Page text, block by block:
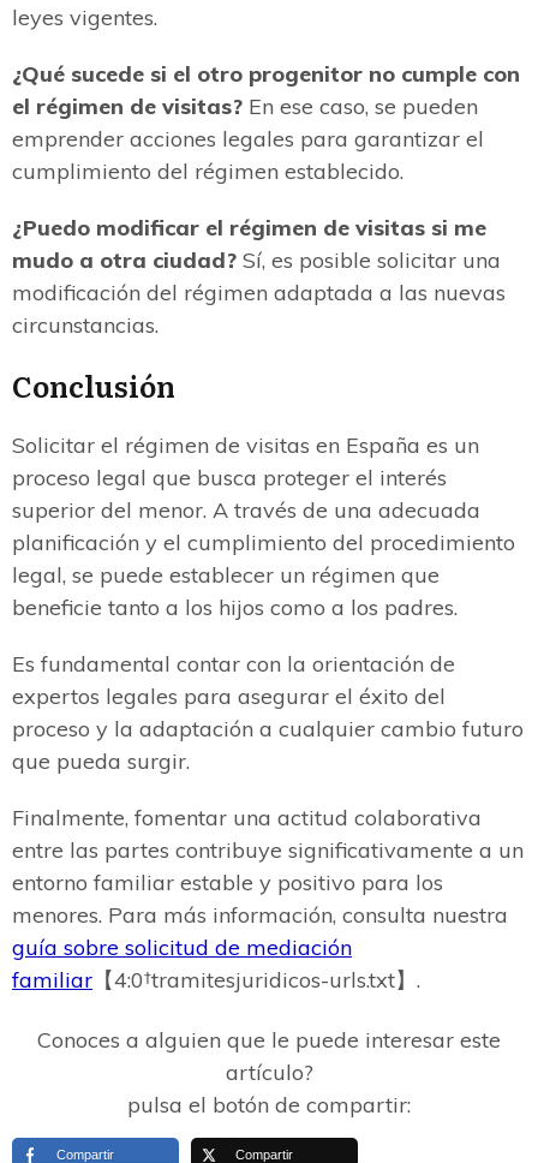
leyes vigentes.
¿Qué sucede si el otro progenitor no cumple con
el régimen de visitas? En ese caso, se pueden
emprender acciones legales para garantizar el
cumplimiento del régimen establecido.
¿Puedo modificar el régimen de visitas si me
mudo a otra ciudad? Sí, es posible solicitar una
modificación del régimen adaptada a las nuevas
circunstancias.
Conclusión
Solicitar el régimen de visitas en España es un
proceso legal que busca proteger el interés
superior del menor. A través de una adecuada
planificación y el cumplimiento del procedimiento
legal, se puede establecer un régimen que
beneficie tanto a los hijos como a los padres.
Es fundamental contar con la orientación de
expertos legales para asegurar el éxito del
proceso y la adaptación a cualquier cambio futuro
que pueda surgir.
Finalmente, fomentar una actitud colaborativa
entre las partes contribuye significativamente a un
entorno familiar estable y positivo para los
menores. Para más información, consulta nuestra
guía sobre solicitud de mediación
familiar 【4:0†tramitesjuridicos-urls.txt】.
Conoces a alguien que le puede interesar este
artículo?
pulsa el botón de compartir:
Compartir Compartir